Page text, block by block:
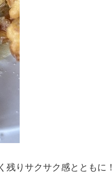
りサクサク感とともに！